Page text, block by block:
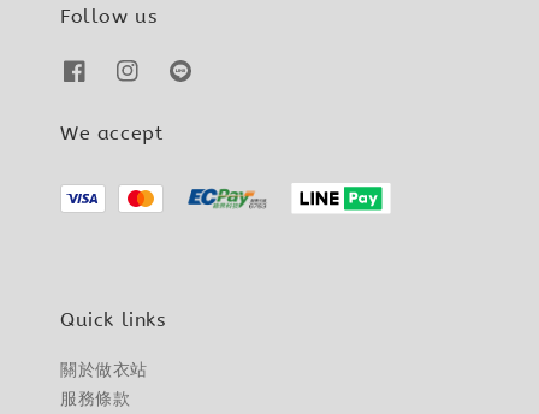
Follow us
We accept
Quick links
關於做衣站
服務條款